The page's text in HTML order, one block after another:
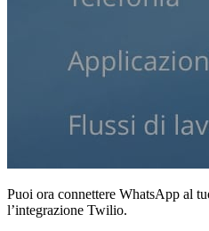
Puoi ora connettere WhatsApp al
l’integrazione Twilio.